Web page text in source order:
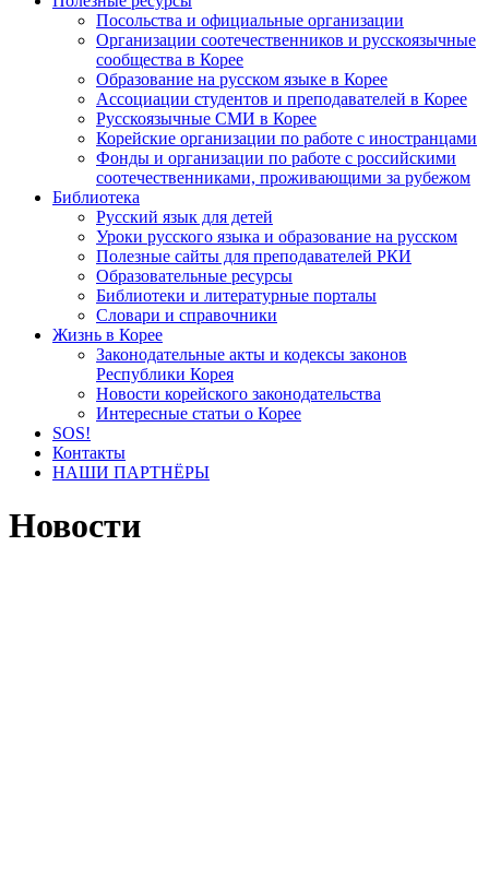
Посольства и официальные организации
Организации соотечественников и русскоязычные
сообщества в Корее
Образование на русском языке в Корее
Ассоциации студентов и преподавателей в Корее
Русскоязычные СМИ в Корее
Корейские организации по работе с иностранцами
Фонды и организации по работе с российскими
соотечественниками, проживающими за рубежом
Библиотека
Русский язык для детей
Уроки русского языка и образование на русском
Полезные сайты для преподавателей РКИ
Образовательные ресурсы
Библиотеки и литературные порталы
Словари и справочники
Жизнь в Корее
Законодательные акты и кодексы законов
Республики Корея
Новости корейского законодательства
Интересные статьи о Корее
SOS!
Контакты
НАШИ ПАРТНЁРЫ
Новости